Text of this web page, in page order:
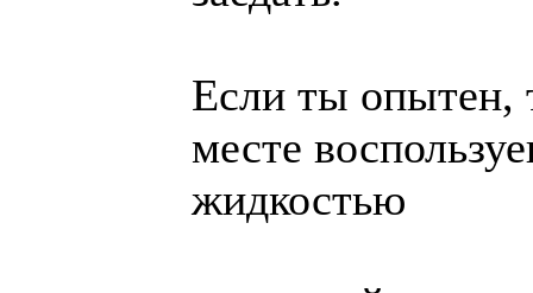
Если ты опытен,
месте
жидкостью